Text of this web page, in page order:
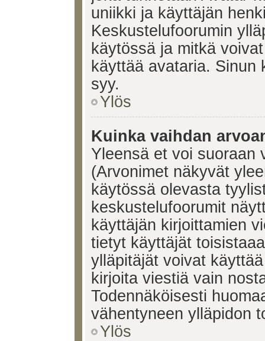
uniikki ja käyttäjän
Keskustelufoorumin
käytössä ja mitkä
käyttää avataria. Sinun
syy.
Ylös
Kuinka vaihdan
Yleensä et voi suoraan
(Arvonimet näkyvät
käytössä olevasta
keskustelufoorumit
käyttäjän kirjoittamien
tietyt käyttäjät
ylläpitäjät voivat
kirjoita viestiä vain
Todennäköisesti
vähentyneen ylläpidon
Ylös